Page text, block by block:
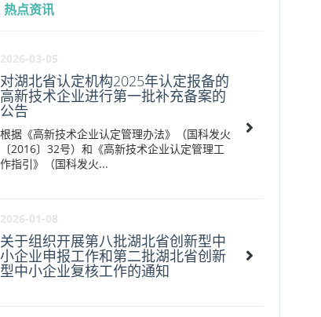
热点资讯
2026-03-05
对湖北省认定机构2025年认定报备的
高新技术企业进行第一批补充备案的
公告
根据《高新技术企业认定管理办法》（国科发火
〔2016〕32号）和《高新技术企业认定管理工
作指引》（国科发火...
2026-01-08
关于组织开展第八批湖北省创新型中
小企业申报工作和第二批湖北省创新
型中小企业复核工作的通知